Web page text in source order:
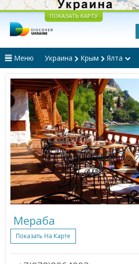
ПОКАЗАТЬ КАРТУ
Меню Украина Крым Ялта
Мераба
Показать На Карте